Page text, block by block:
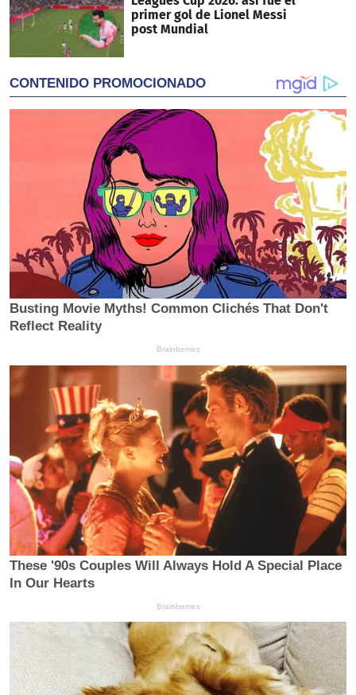
primer gol de Lionel Messi
post Mundial